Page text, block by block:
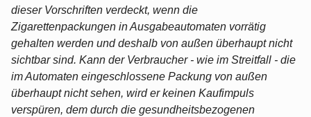
dieser Vorschriften verdeckt, wenn die
Zigarettenpackungen in Ausgabeautomaten vorrätig
gehalten werden und deshalb von außen überhaupt nicht
sichtbar sind. Kann der Verbraucher - wie im Streitfall - die
im Automaten eingeschlossene Packung von außen
überhaupt nicht sehen, wird er keinen Kaufimpuls
verspüren, dem durch die gesundheitsbezogenen